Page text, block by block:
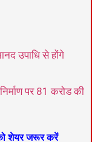
उपाधि से होंगे
पर 81 करोड की
शेयर जरूर करें